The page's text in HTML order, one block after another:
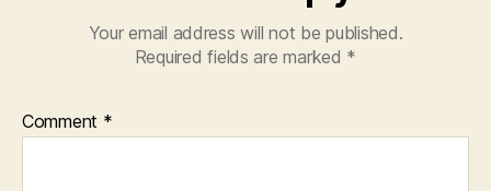
Your email address will not be published.
Required fields are marked *
Comment *